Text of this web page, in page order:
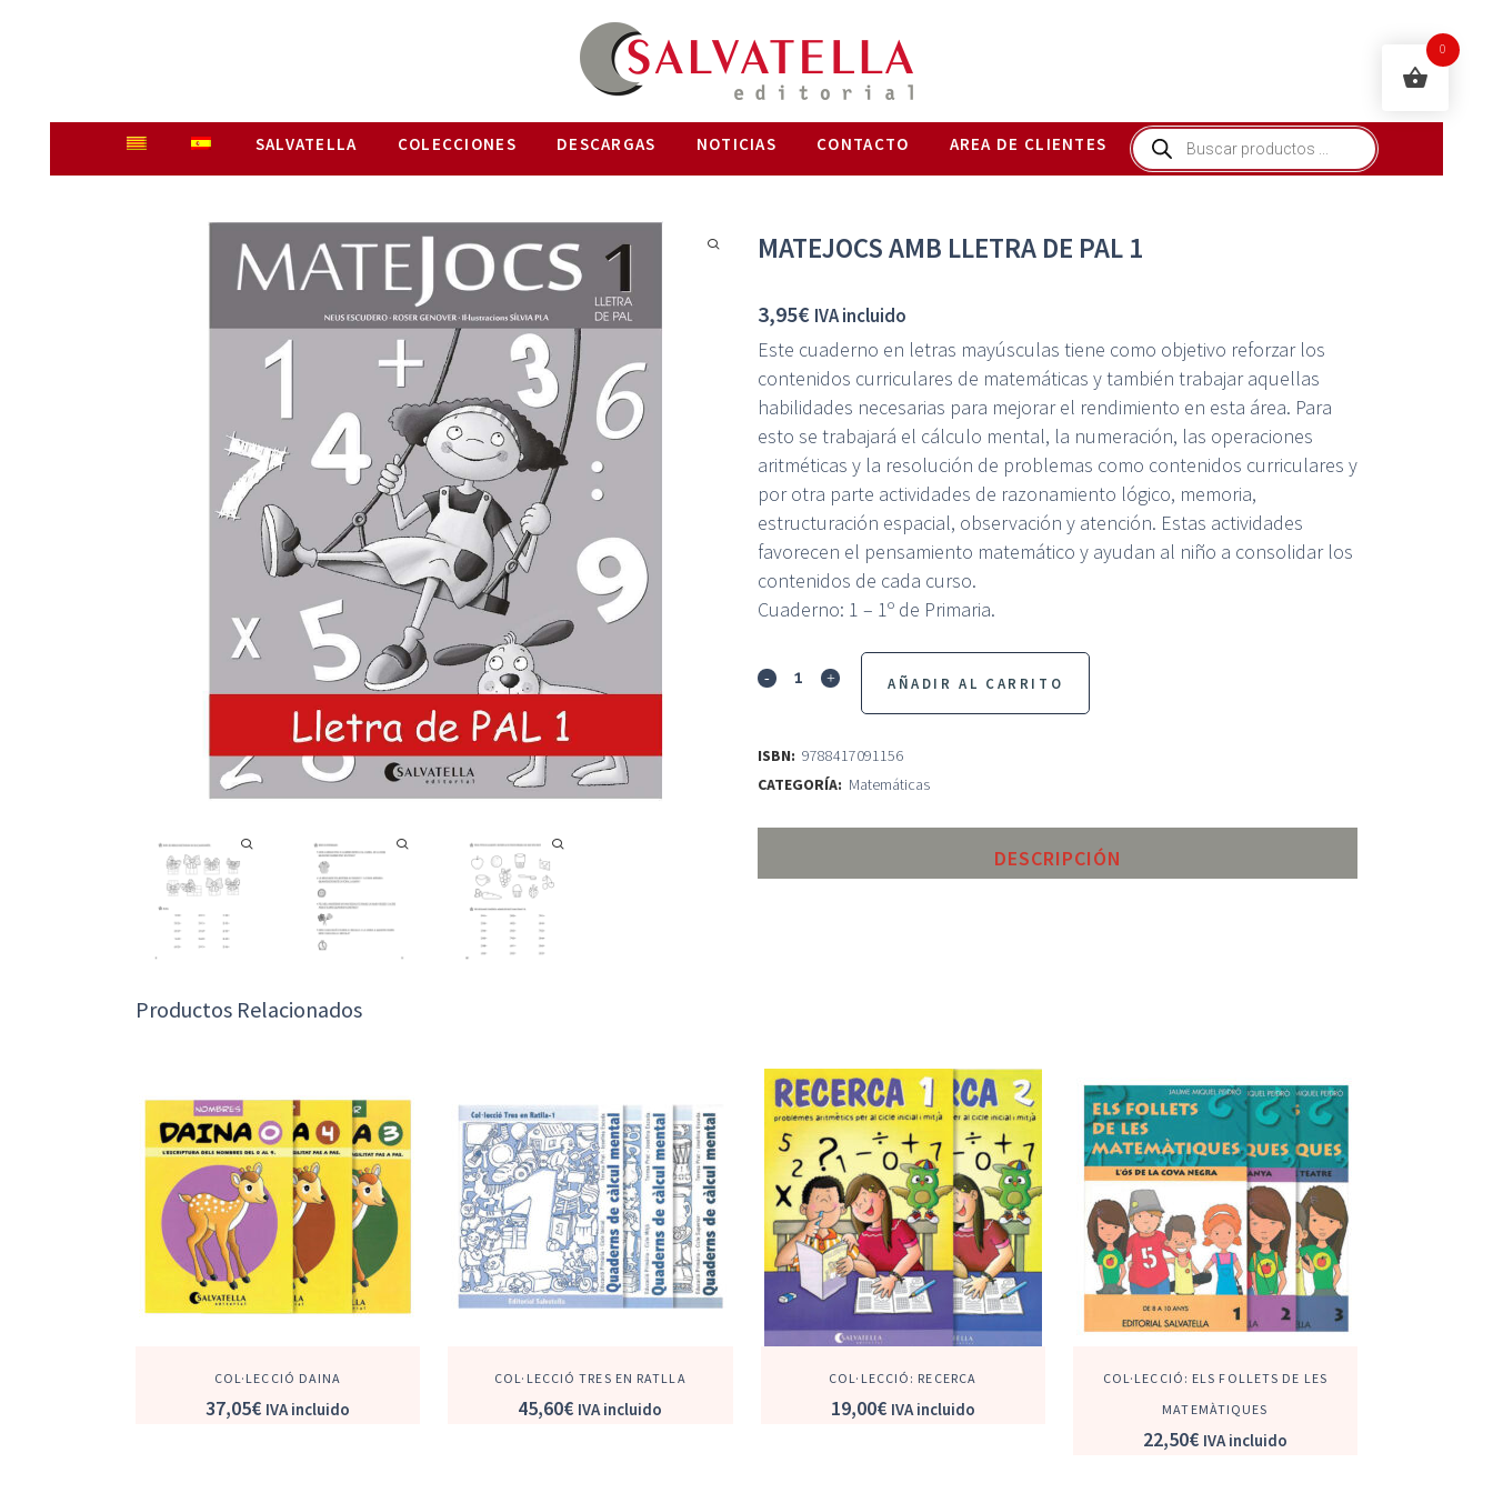
SALVATELLA COLECCIONES DESCARGAS NOTICIAS CONTACTO AREA DE CLIENTES Búsqueda
de
productos
MATEJOCS AMB LLETRA DE PAL 1
3,95€ IVA incluido
Este cuaderno en letras mayúsculas tiene como objetivo reforzar los
contenidos curriculares de matemáticas y también trabajar aquellas
habilidades necesarias para mejorar el rendimiento en esta área. Para
esto se trabajará el cálculo mental, la numeración, las operaciones
aritméticas y la resolución de problemas como contenidos curriculares y
por otra parte actividades de razonamiento lógico, memoria,
estructuración espacial, observación y atención. Estas actividades
favorecen el pensamiento matemático y ayudan al niño a consolidar los
contenidos de cada curso.
Cuaderno: 1 – 1º de Primaria.
Matejocs
lletra
de
1
AÑADIR AL CARRITO
ISBN: 9788417091156
CATEGORÍA: Matemáticas
DESCRIPCIÓN
Productos Relacionados
COL·LECCIÓ DAINA
37,05€ IVA incluido
COL·LECCIÓ TRES EN RATLLA
45,60€ IVA incluido
COL·LECCIÓ: RECERCA
19,00€ IVA incluido
COL·LECCIÓ: ELS FOLLETS DE LES
MATEMÀTIQUES
22,50€ IVA incluido
0